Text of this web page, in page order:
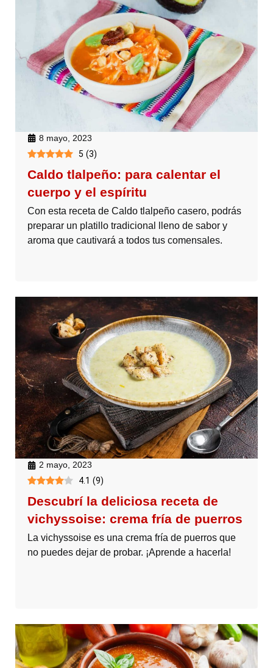
8 mayo, 2023
5 (3)
Caldo tlalpeño: para calentar el
cuerpo y el espíritu
Con esta receta de Caldo tlalpeño casero, podrás
preparar un platillo tradicional lleno de sabor y
aroma que cautivará a todos tus comensales.
2 mayo, 2023
4.1 (9)
Descubrí la deliciosa receta de
vichyssoise: crema fría de puerros
La vichyssoise es una crema fría de puerros que
no puedes dejar de probar. ¡Aprende a hacerla!